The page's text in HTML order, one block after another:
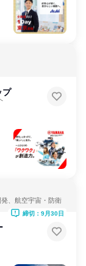
プ
、航空宇宙・防衛
締切：9月30日